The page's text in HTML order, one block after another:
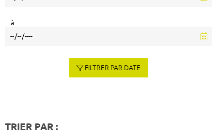
à
FILTRER PAR DATE
TRIER PAR :